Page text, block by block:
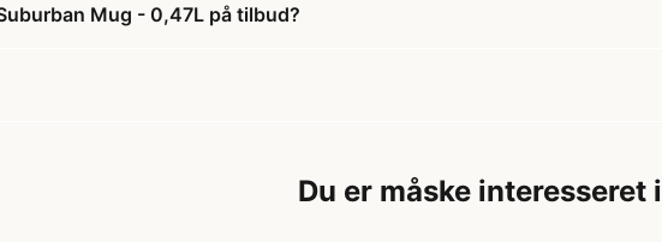
Mug - 0,47L på tilbud?
Du er måske interesseret i